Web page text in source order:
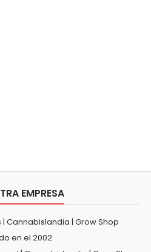
EMPRESA
| Cannabislandia | Grow Shop
en el 2002